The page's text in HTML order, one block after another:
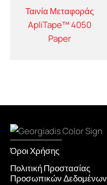
Ταινία Μεταφοράς
ApliTape™ 4050
Paper
Όροι Χρήσης
Πολιτική Προστασίας
Προσωπικών Δεδομένων